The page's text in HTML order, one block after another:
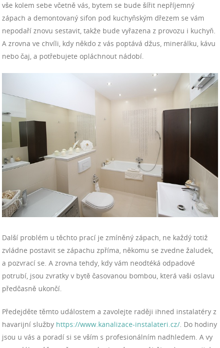
vše kolem sebe včetně vás, bytem se bude šířit nepříjemný
zápach a demontovaný sifon pod kuchyňským dřezem se vám
nepodaří znovu sestavit, takže bude vyřazena z provozu i kuchyň.
A zrovna ve chvíli, kdy někdo z vás poptává džus, minerálku, kávu
nebo čaj, a potřebujete opláchnout nádobí.
Další problém u těchto prací je zmíněný zápach, ne každý totiž
zvládne postavit se zápachu zpříma, někomu se zvedne žaludek,
a pozvrací se. A zrovna tehdy, kdy vám neodtéká odpadové
potrubí, jsou zvratky v bytě časovanou bombou, která vaši oslavu
předčasně ukončí.
Předejděte těmto událostem a zavolejte raději ihned instalatéry z
havarijní služby https://www.kanalizace-instalateri.cz/ . Do hodiny
jsou u vás a poradí si se vším s profesionálním nadhledem. A vy